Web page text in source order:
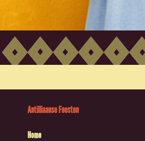
Antilliaanse Feesten
Home